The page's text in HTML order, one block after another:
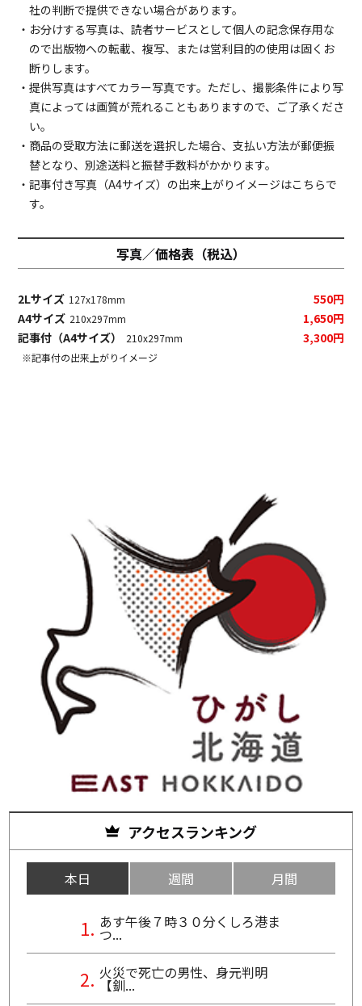
社の判断で提供できない場合があります。
・お分けする写真は、読者サービスとして個人の記念保存用な
ので出版物への転載、複写、または営利目的の使用は固くお
断りします。
・提供写真はすべてカラー写真です。ただし、撮影条件により写
真によっては画質が荒れることもありますので、ご了承くださ
い。
・商品の受取方法に郵送を選択した場合、支払い方法が郵便振
替となり、別途送料と振替手数料がかかります。
・記事付き写真（A4サイズ）の出来上がりイメージはこちらで
す。
写真／価格表（税込）
2Lサイズ 127x178mm
550円
A4サイズ 210x297mm
1,650円
記事付（A4サイズ）
210x297mm 3,300円
※記事付の出来上がりイメージ
アクセスランキング
本日 週間 月間
あす午後７時３０分くしろ港ま
つ...
火災で死亡の男性、身元判明
【釧...